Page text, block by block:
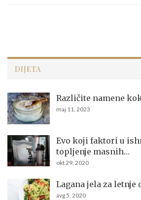
DIJETA
Različite namene
maj 11, 2023
Evo koji faktori u
topljenje masnih…
okt 29, 2020
Lagana jela za letnje
avg 5, 2020